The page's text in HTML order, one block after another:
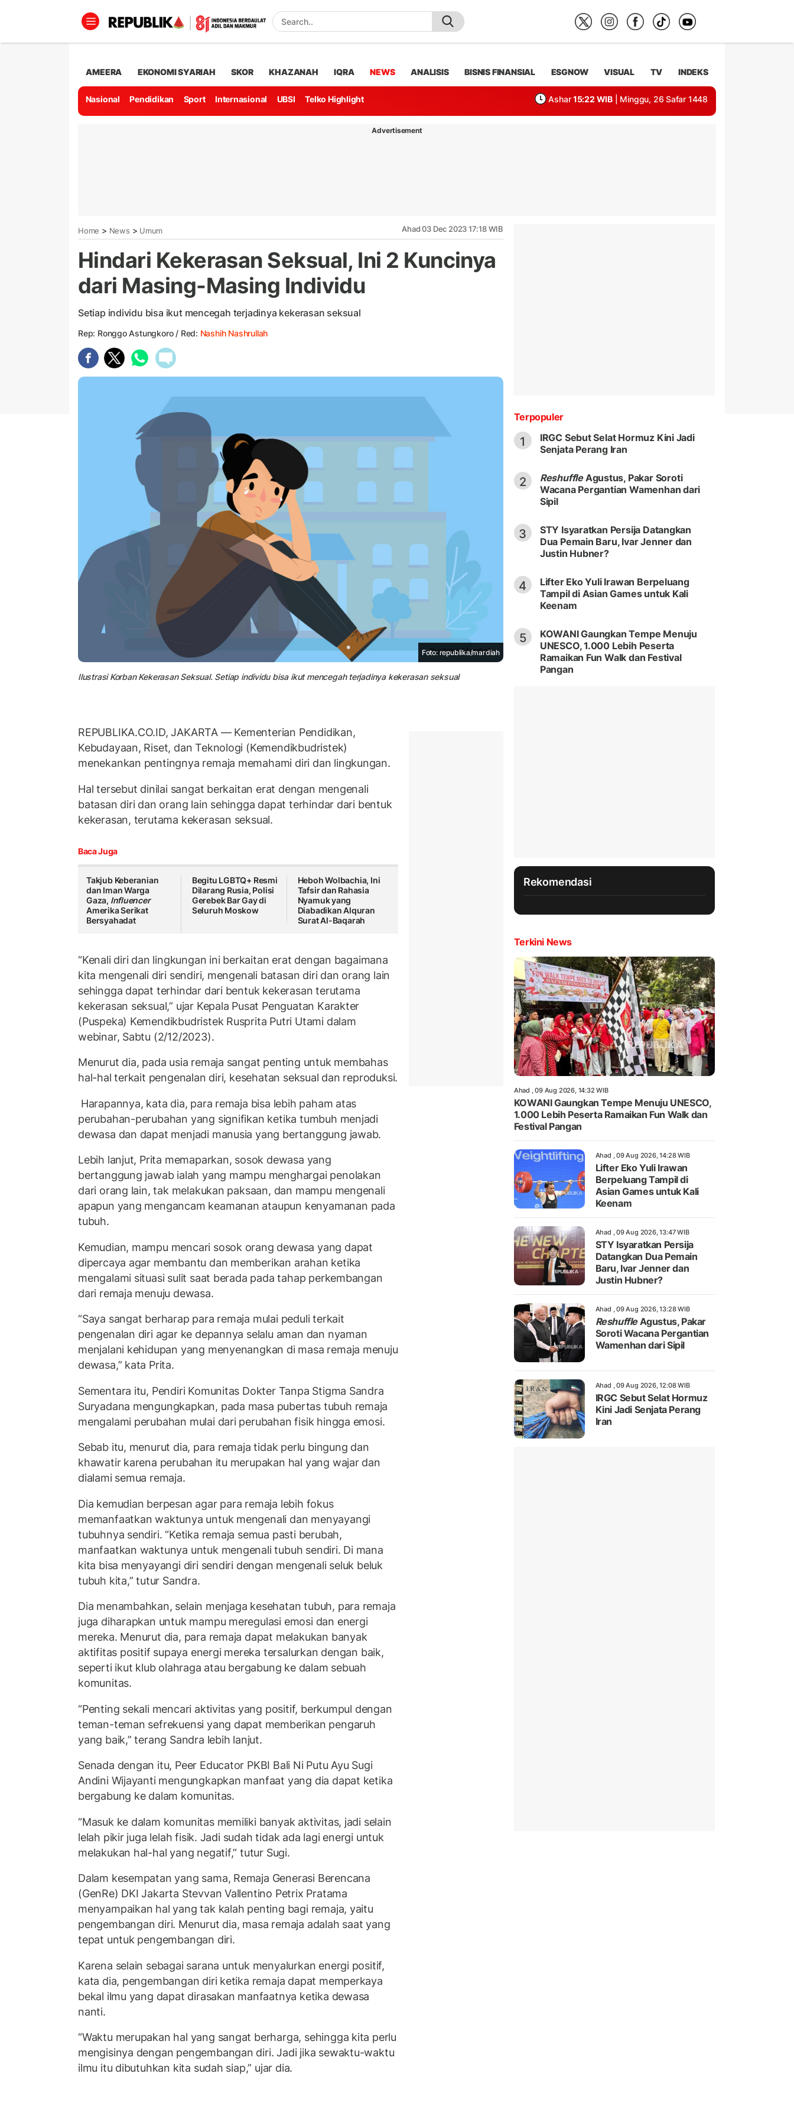
AMEERA EKONOMI SYARIAH SKOR KHAZANAH IQRA NEWS ANALISIS BISNIS FINANSIAL ESGNOW VISUAL TV INDEKS
Nasional Pendidikan Sport Internasional UBSI Telko Highlight Ashar 15:22 WIB | Minggu, 26 Safar 1448
Advertisement
Home > News > Umum Ahad 03 Dec 2023 17:18 WIB
Hindari Kekerasan Seksual, Ini 2 Kuncinya
dari Masing-Masing Individu
Setiap individu bisa ikut mencegah terjadinya kekerasan seksual
Rep: Ronggo Astungkoro / Red: Nashih Nashrullah
Foto: republika/mardiah
Ilustrasi Korban Kekerasan Seksual. Setiap individu bisa ikut mencegah terjadinya kekerasan seksual
REPUBLIKA.CO.ID, JAKARTA — Kementerian Pendidikan,
Kebudayaan, Riset, dan Teknologi (Kemendikbudristek)
menekankan pentingnya remaja memahami diri dan lingkungan.
Hal tersebut dinilai sangat berkaitan erat dengan mengenali
batasan diri dan orang lain sehingga dapat terhindar dari bentuk
kekerasan, terutama kekerasan seksual.
Baca Juga
Takjub Keberanian
dan Iman Warga
Gaza, Influencer
Amerika Serikat
Bersyahadat
Begitu LGBTQ+ Resmi
Dilarang Rusia, Polisi
Gerebek Bar Gay di
Seluruh Moskow
Heboh Wolbachia, Ini
Tafsir dan Rahasia
Nyamuk yang
Diabadikan Alquran
Surat Al-Baqarah
“Kenali diri dan lingkungan ini berkaitan erat dengan bagaimana
kita mengenali diri sendiri, mengenali batasan diri dan orang lain
sehingga dapat terhindar dari bentuk kekerasan terutama
kekerasan seksual,” ujar Kepala Pusat Penguatan Karakter
(Puspeka) Kemendikbudristek Rusprita Putri Utami dalam
webinar, Sabtu (2/12/2023).
Menurut dia, pada usia remaja sangat penting untuk membahas
hal-hal terkait pengenalan diri, kesehatan seksual dan reproduksi.
Harapannya, kata dia, para remaja bisa lebih paham atas
perubahan-perubahan yang signifikan ketika tumbuh menjadi
dewasa dan dapat menjadi manusia yang bertanggung jawab.
Lebih lanjut, Prita memaparkan, sosok dewasa yang
bertanggung jawab ialah yang mampu menghargai penolakan
dari orang lain, tak melakukan paksaan, dan mampu mengenali
apapun yang mengancam keamanan ataupun kenyamanan pada
tubuh.
Kemudian, mampu mencari sosok orang dewasa yang dapat
dipercaya agar membantu dan memberikan arahan ketika
mengalami situasi sulit saat berada pada tahap perkembangan
dari remaja menuju dewasa.
“Saya sangat berharap para remaja mulai peduli terkait
pengenalan diri agar ke depannya selalu aman dan nyaman
menjalani kehidupan yang menyenangkan di masa remaja menuju
dewasa,” kata Prita.
Sementara itu, Pendiri Komunitas Dokter Tanpa Stigma Sandra
Suryadana mengungkapkan, pada masa pubertas tubuh remaja
mengalami perubahan mulai dari perubahan fisik hingga emosi.
Sebab itu, menurut dia, para remaja tidak perlu bingung dan
khawatir karena perubahan itu merupakan hal yang wajar dan
dialami semua remaja.
Dia kemudian berpesan agar para remaja lebih fokus
memanfaatkan waktunya untuk mengenali dan menyayangi
tubuhnya sendiri. “Ketika remaja semua pasti berubah,
manfaatkan waktunya untuk mengenali tubuh sendiri. Di mana
kita bisa menyayangi diri sendiri dengan mengenali seluk beluk
tubuh kita,” tutur Sandra.
Dia menambahkan, selain menjaga kesehatan tubuh, para remaja
juga diharapkan untuk mampu meregulasi emosi dan energi
mereka. Menurut dia, para remaja dapat melakukan banyak
aktifitas positif supaya energi mereka tersalurkan dengan baik,
seperti ikut klub olahraga atau bergabung ke dalam sebuah
komunitas.
“Penting sekali mencari aktivitas yang positif, berkumpul dengan
teman-teman sefrekuensi yang dapat memberikan pengaruh
yang baik,” terang Sandra lebih lanjut.
Senada dengan itu, Peer Educator PKBI Bali Ni Putu Ayu Sugi
Andini Wijayanti mengungkapkan manfaat yang dia dapat ketika
bergabung ke dalam komunitas.
“Masuk ke dalam komunitas memiliki banyak aktivitas, jadi selain
lelah pikir juga lelah fisik. Jadi sudah tidak ada lagi energi untuk
melakukan hal-hal yang negatif,” tutur Sugi.
Dalam kesempatan yang sama, Remaja Generasi Berencana
(GenRe) DKI Jakarta Stevvan Vallentino Petrix Pratama
menyampaikan hal yang tak kalah penting bagi remaja, yaitu
pengembangan diri. Menurut dia, masa remaja adalah saat yang
tepat untuk pengembangan diri.
Karena selain sebagai sarana untuk menyalurkan energi positif,
kata dia, pengembangan diri ketika remaja dapat memperkaya
bekal ilmu yang dapat dirasakan manfaatnya ketika dewasa
nanti.
“Waktu merupakan hal yang sangat berharga, sehingga kita perlu
mengisinya dengan pengembangan diri. Jadi jika sewaktu-waktu
ilmu itu dibutuhkan kita sudah siap,” ujar dia.
Terpopuler
1
IRGC Sebut Selat Hormuz Kini Jadi
Senjata Perang Iran
2 ReshuffleAgustus, Pakar Soroti
Wacana Pergantian Wamenhan dari
Sipil
3
STY Isyaratkan Persija Datangkan
Dua Pemain Baru, Ivar Jenner dan
Justin Hubner?
4
Lifter Eko Yuli Irawan Berpeluang
Tampil di Asian Games untuk Kali
Keenam
5
KOWANI Gaungkan Tempe Menuju
UNESCO, 1.000 Lebih Peserta
Ramaikan Fun Walk dan Festival
Pangan
Rekomendasi
Terkini News
Ahad , 09 Aug 2026, 14:32 WIB
KOWANI Gaungkan Tempe Menuju UNESCO,
1.000 Lebih Peserta Ramaikan Fun Walk dan
Festival Pangan
Ahad , 09 Aug 2026, 14:28 WIB
Lifter Eko Yuli Irawan
Berpeluang Tampil di
Asian Games untuk Kali
Keenam
Ahad , 09 Aug 2026, 13:47 WIB
STY Isyaratkan Persija
Datangkan Dua Pemain
Baru, Ivar Jenner dan
Justin Hubner?
Ahad , 09 Aug 2026, 13:28 WIB
ReshuffleAgustus, Pakar
Soroti Wacana Pergantian
Wamenhan dari Sipil
Ahad , 09 Aug 2026, 12:08 WIB
IRGC Sebut Selat Hormuz
Kini Jadi Senjata Perang
Iran